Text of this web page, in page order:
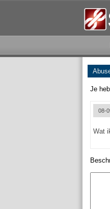
Je
08-
Wat